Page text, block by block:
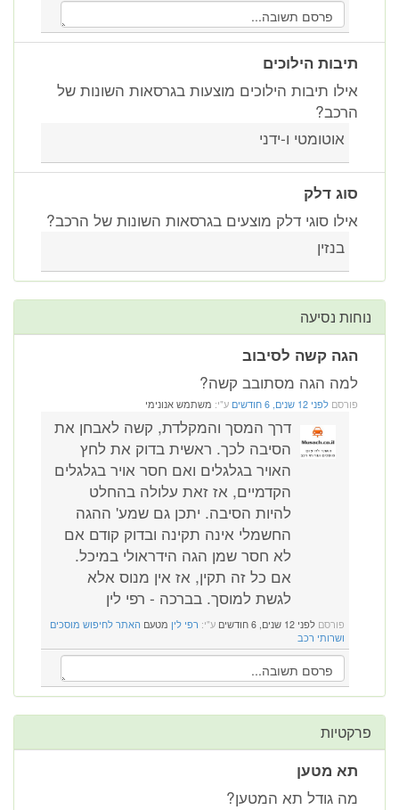
תיבות הילוכים
אילו תיבות הילוכים מוצעות בגרסאות השונות של
הרכב?
אוטומטי ו-ידני
סוג דלק
אילו סוגי דלק מוצעים בגרסאות השונות של הרכב?
בנזין
נוחות נסיעה
הגה קשה לסיבוב
למה הגה מסתובב קשה?
פורסם לפני 12 שנים, 6 חודשים ע"י: משתמש אנונימי
דרך המסך והמקלדת, קשה לאבחן את
הסיבה לכך. ראשית בדוק את לחץ
האויר בגלגלים ואם חסר אויר בגלגלים
הקדמיים, אז זאת עלולה בהחלט
להיות הסיבה. יתכן גם שמע' ההגה
החשמלי אינה תקינה ובדוק קודם אם
לא חסר שמן הגה הידראולי במיכל.
אם כל זה תקין, אז אין מנוס אלא
לגשת למוסך. בברכה - רפי לין
פורסם לפני 12 שנים, 6 חודשים ע"י: רפי לין מטעם האתר לחיפוש מוסכים
ושרותי רכב
פרקטיות
תא מטען
מה גודל תא המטען?